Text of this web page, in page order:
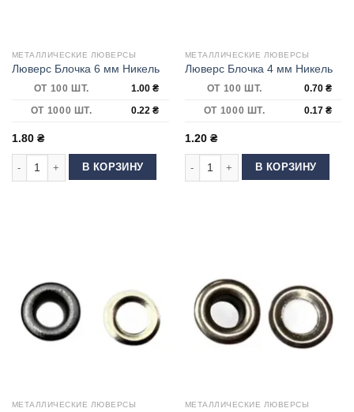
МЕТАЛЛИЧЕСКИЕ ЛЮВЕРСЫ
Люверс Блочка 6 мм Никель
ОТ 100 ШТ. 1.00 ₴
ОТ 1000 ШТ.
0.22 ₴
1.80 ₴
Количество товара Люверс Блочка 6 мм Никель
В КОРЗИНУ
МЕТАЛЛИЧЕСКИЕ ЛЮВЕРСЫ
Люверс Блочка 4 мм Никель
ОТ 100 ШТ. 0.70 ₴
ОТ 1000 ШТ.
0.17 ₴
1.20 ₴
Количество товара Люверс
В КОРЗИНУ
МЕТАЛЛИЧЕСКИЕ ЛЮВЕРСЫ МЕТАЛЛИЧЕСКИЕ ЛЮВЕРСЫ